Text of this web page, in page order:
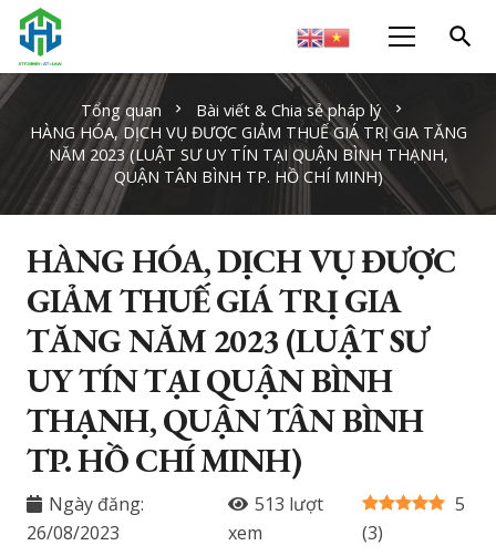
search
Tổng quan chevron_right Bài viết & Chia sẻ pháp lý chevron_right
HÀNG HÓA, DỊCH VỤ ĐƯỢC GIẢM THUẾ GIÁ TRỊ GIA TĂNG
NĂM 2023 (LUẬT SƯ UY TÍN TẠI QUẬN BÌNH THẠNH,
QUẬN TÂN BÌNH TP. HỒ CHÍ MINH)
HÀNG HÓA, DỊCH VỤ ĐƯỢC
GIẢM THUẾ GIÁ TRỊ GIA
TĂNG NĂM 2023 (LUẬT SƯ
UY TÍN TẠI QUẬN BÌNH
THẠNH, QUẬN TÂN BÌNH
TP. HỒ CHÍ MINH)
Ngày đăng:
26/08/2023
513 lượt
xem
5
(3)